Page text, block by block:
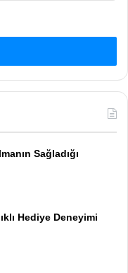
Sağladığı
Hediye Deneyimi